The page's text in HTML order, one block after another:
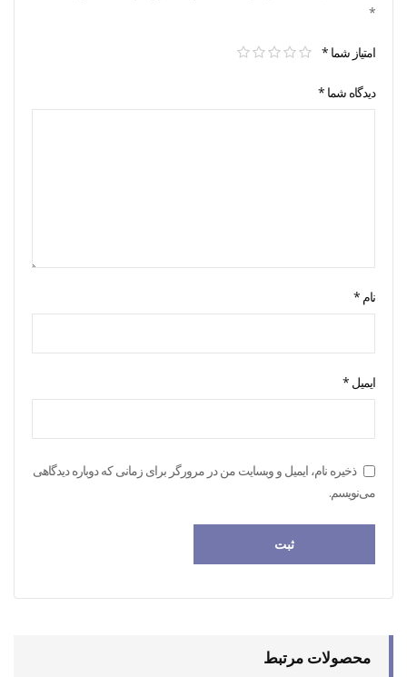
*
امتیاز شما *
دیدگاه شما *
نام *
ایمیل *
ذخیره نام، ایمیل و وبسایت من در مرورگر برای زمانی که دوباره دیدگاهی
می‌نویسم.
محصولات مرتبط